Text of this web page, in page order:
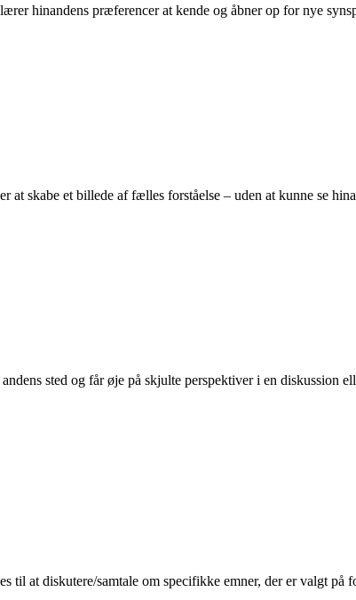
hinandens præferencer at kende og åbner op for nye
skabe et billede af fælles forståelse – uden at kunne se
sted og får øje på skjulte perspektiver i en diskussion
til at diskutere/samtale om specifikke emner, der er valgt på